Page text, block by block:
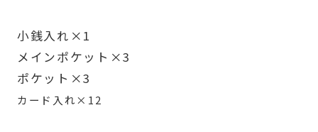
小銭入れ×1
メインポケット×3
ポケット×3
カード入れ×12